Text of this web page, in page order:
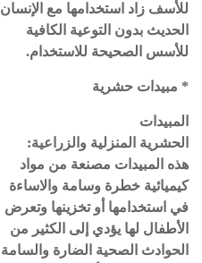
للأسف زاد استخدامها مع الإنسان
الحديث بدون التوعية الكافية
للأسس الصحيحة للاستخدام.
* مبيدات حشرية
المبيدات
الحشرية المنزلية والزراعية:
هذه المبيدات مصنعة من مواد
كيميائية خطرة وسامة والاساءة
في استخدامها أو تخزينها وتعرض
الأطفال لها يؤدي إلى الكثير من
الحوادث الصحية الضارة والسامة